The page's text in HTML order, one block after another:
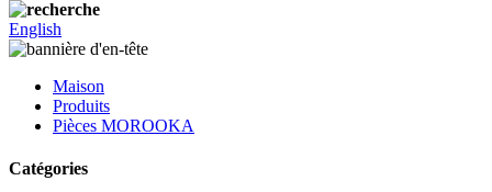
English
Maison
Produits
Pièces MOROOKA
Catégories